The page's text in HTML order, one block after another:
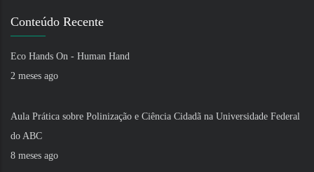
Conteúdo Recente
Eco Hands On - Human Hand
2 meses ago
Aula Prática sobre Polinização e Ciência Cidadã na Universidade Federal
do ABC
8 meses ago